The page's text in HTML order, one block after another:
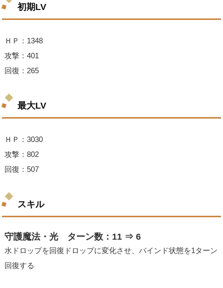
初期LV
ＨＰ：1348
攻撃：401
回復：265
最大LV
ＨＰ：3030
攻撃：802
回復：507
スキル
守護魔法・光 ターン数：11 ⇒ 6
水ドロップを回復ドロップに変化させ、バインド状態を1ターン
回復する